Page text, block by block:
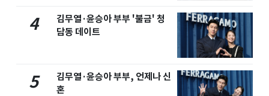
4
김무열·윤승아 부부 '불금' 청
담동 데이트
5
김무열·윤승아 부부, 언제나 신
혼